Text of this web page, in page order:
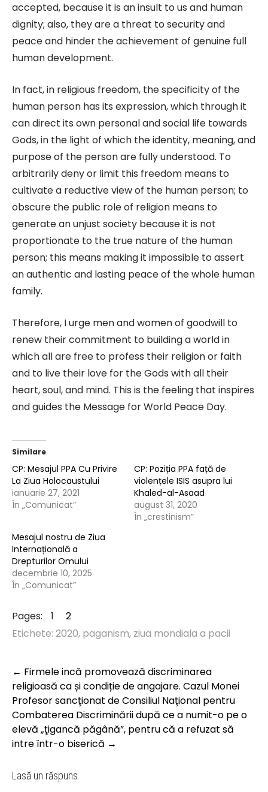
accepted, because it is an insult to us and human
dignity; also, they are a threat to security and
peace and hinder the achievement of genuine full
human development.
In fact, in religious freedom, the specificity of the
human person has its expression, which through it
can direct its own personal and social life towards
Gods, in the light of which the identity, meaning, and
purpose of the person are fully understood. To
arbitrarily deny or limit this freedom means to
cultivate a reductive view of the human person; to
obscure the public role of religion means to
generate an unjust society because it is not
proportionate to the true nature of the human
person; this means making it impossible to assert
an authentic and lasting peace of the whole human
family.
Therefore, I urge men and women of goodwill to
renew their commitment to building a world in
which all are free to profess their religion or faith
and to live their love for the Gods with all their
heart, soul, and mind. This is the feeling that inspires
and guides the Message for World Peace Day.
Similare
CP: Mesajul PPA Cu Privire
La Ziua Holocaustului
ianuarie 27, 2021
În „Comunicat”
CP: Poziția PPA față de
violențele ISIS asupra lui
Khaled-al-Asaad
august 31, 2020
În „crestinism”
Mesajul nostru de Ziua
Internațională a
Drepturilor Omului
decembrie 10, 2025
În „Comunicat”
Pages: Page
1 ,Page
2
Etichete: 2020, paganism, ziua mondiala a pacii
Post
navigation
← Firmele incă promovează discriminarea
religioasă ca și condiție de angajare. Cazul Monei
Profesor sancţionat de Consiliul Naţional pentru
Combaterea Discriminării după ce a numit-o pe o
elevă „ţigancă păgână”, pentru că a refuzat să
intre într-o biserică →
Lasă un răspuns